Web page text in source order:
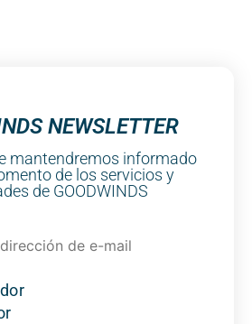
NEWSLETTER
mantendremos informado
de los servicios y
de GOODWINDS